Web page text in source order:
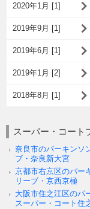
2020年1月 [1]
2019年9月 [1]
2019年6月 [1]
2019年1月 [2]
2018年8月 [1]
スーパー・コート
奈良市のパーキンソ
ブ・奈良新大宮
京都市右京区のパー
リーブ・京西京極
大阪市住之江区のパ
スーパー・コート住